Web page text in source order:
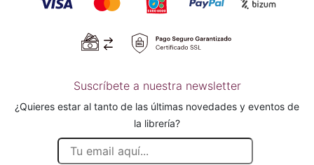
Suscríbete a nuestra newsletter
¿Quieres estar al tanto de las últimas novedades y eventos de
la librería?